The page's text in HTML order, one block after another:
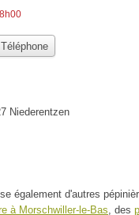
Téléphone
Niederentzen
également d'autres
à Morschwiller-le-Bas , des